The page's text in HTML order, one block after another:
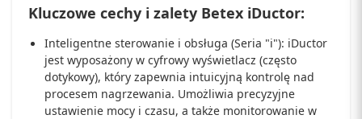
Kluczowe cechy i zalety Betex iDuctor:
Inteligentne sterowanie i obsługa (Seria "i"): iDuctor
jest wyposażony w cyfrowy wyświetlacz (często
dotykowy), który zapewnia intuicyjną kontrolę nad
procesem nagrzewania. Umożliwia precyzyjne
ustawienie mocy i czasu, a także monitorowanie w